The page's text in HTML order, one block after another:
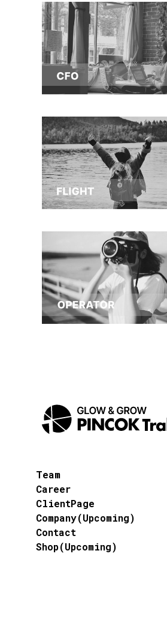
Team
Career
ClientPage
Company(Upcoming)
Contact
Shop(Upcoming)